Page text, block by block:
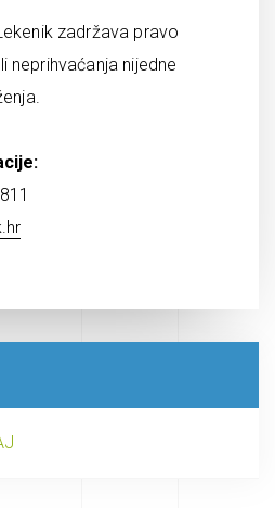
zadržava pravo
neprihvaćanja nijedne